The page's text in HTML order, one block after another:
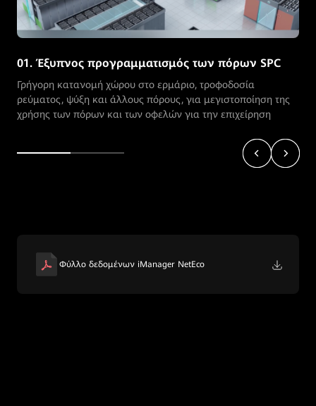
02. Αυτόματος έλεγχος πόρων
Αυτόματος έλεγχος της κατάστασης και της ανάπτυξης των
πόρων, για να αποφεύγεται η αδράνεια των πόρων
Φύλλο δεδομένων iManager NetEco